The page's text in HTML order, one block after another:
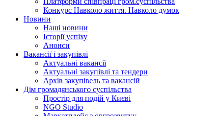
Конкурс Навколо життя. Навколо думок
Новини
Наші новини
Історії успіху
Анонси
Вакансії і закупівлі
Актуальні вакансії
Актуальні закупівлі та тендери
Архів закупівель та вакансій
Дім громадянського суспільства
Простір для подій у Києві
NGO Studio